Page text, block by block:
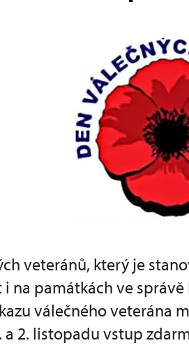
veteránů, který je
na památkách ve
válečného veterána
a 2. listopadu vstup